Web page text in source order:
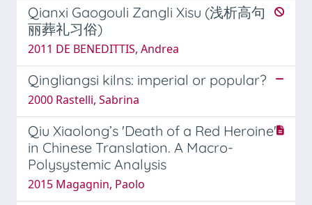
Qianxi Gaogouli Zangli Xisu (浅析高句
丽葬礼习俗)
2011 DE BENEDITTIS, Andrea
Qingliangsi kilns: imperial or popular?
2000 Rastelli, Sabrina
Qiu Xiaolong’s 'Death of a Red Heroine'
in Chinese Translation. A Macro-
Polysystemic Analysis
2015 Magagnin, Paolo